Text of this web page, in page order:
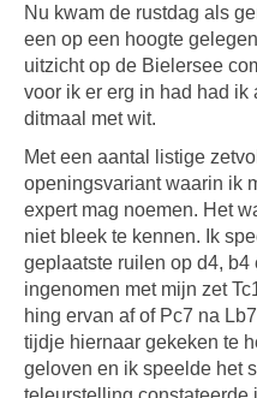
Nu kwam de rustdag als
een op een hoogte
uitzicht op de Bielersee
voor ik er erg in had had ik
ditmaal met wit.
Met een aantal listige
openingsvariant waarin ik
expert mag noemen. Het
niet bleek te kennen. Ik
geplaatste ruilen op d4,
ingenomen met mijn zet
hing ervan af of Pc7 na
tijdje hiernaar gekeken te
geloven en ik speelde het